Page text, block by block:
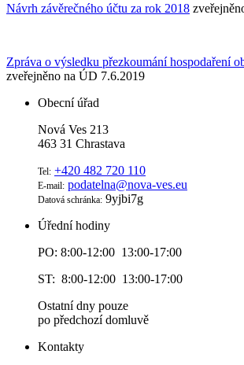
Návrh závěrečného účtu za rok 2018
Zpráva o výsledku přezkoumání hospodaření
zveřejněno na ÚD 7.6.2019
Obecní úřad
Nová Ves 213
463 31 Chrastava
Tel: +420 482 720 110
E-mail: podatelna@nova-ves.eu
Datová schránka: 9yjbi7g
Úřední hodiny
PO: 8:00-12:00 13:00-17:00
ST: 8:00-12:00 13:00-17:00
Ostatní dny pouze
po předchozí domluvě
Kontakty